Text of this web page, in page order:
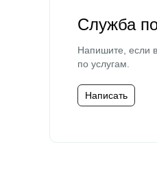
Служба
Напишите, если
по услугам.
Написать